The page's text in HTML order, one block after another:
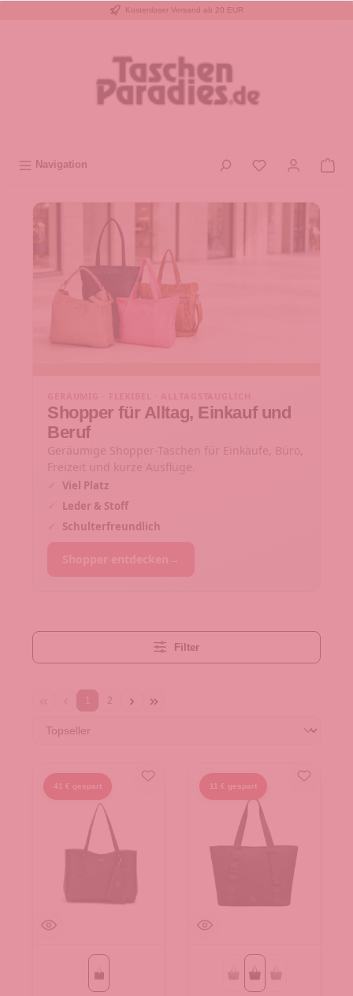
Kostenloser Versand ab 20 EUR
Navigation
Shopper für Alltag, Einkauf und
Beruf
Geräumige Shopper-Taschen für Einkäufe, Büro,
Freizeit und kurze Ausflüge.
Viel Platz
Leder & Stoff
Schulterfreundlich
Filter
1 2
41 € gespart
Black
11 € gespart
bass monochrome
black monochrome
oyster